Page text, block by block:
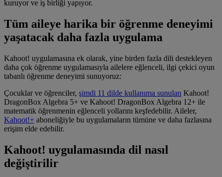
kuruyor ve iş birliği yapıyor.
Tüm aileye harika bir öğrenme deneyimi
yaşatacak daha fazla uygulama
Kahoot! uygulamasına ek olarak, yine birden fazla dili destekleyen
daha çok öğrenme uygulamasıyla ailelere eğlenceli, ilgi çekici oyun
tabanlı öğrenme deneyimi sunuyoruz:
Çocuklar ve öğrenciler, şimdi 11 dilde kullanıma sunulan Kahoot!
DragonBox Algebra 5+ ve Kahoot! DragonBox Algebra 12+ ile
matematik öğrenmenin eğlenceli yollarını keşfedebilir. Aileler,
Kahoot!+ aboneliğiyle bu uygulamaların tümüne ve daha fazlasına
erişim elde edebilir.
Kahoot! uygulamasında dil nasıl
değiştirilir